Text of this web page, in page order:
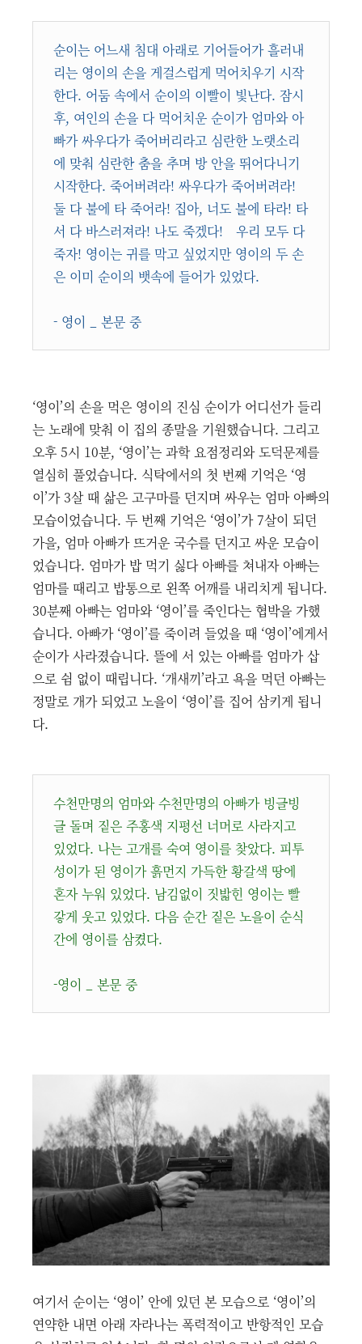
순이는 어느새 침대 아래로 기어들어가 흘러내
리는 영이의 손을 게걸스럽게 먹어치우기 시작
한다. 어둠 속에서 순이의 이빨이 빛난다. 잠시
후, 여인의 손을 다 먹어치운 순이가 엄마와 아
빠가 싸우다가 죽어버리라고 심란한 노랫소리
에 맞춰 심란한 춤을 추며 방 안을 뛰어다니기
시작한다. 죽어버려라! 싸우다가 죽어버려라!
둘 다 불에 타 죽어라! 집아, 너도 불에 타라! 타
서 다 바스러져라! 나도 죽겠다! 우리 모두 다
죽자! 영이는 귀를 막고 싶었지만 영이의 두 손
은 이미 순이의 뱃속에 들어가 있었다.
- 영이 _ 본문 중
‘영이’의 손을 먹은 영이의 진심 순이가 어디선가 들리
는 노래에 맞춰 이 집의 종말을 기원했습니다. 그리고
오후 5시 10분, ‘영이’는 과학 요점정리와 도덕문제를
열심히 풀었습니다. 식탁에서의 첫 번째 기억은 ‘영
이’가 3살 때 삶은 고구마를 던지며 싸우는 엄마 아빠의
모습이었습니다. 두 번째 기억은 ‘영이’가 7살이 되던
가을, 엄마 아빠가 뜨거운 국수를 던지고 싸운 모습이
었습니다. 엄마가 밥 먹기 싫다 아빠를 쳐내자 아빠는
엄마를 때리고 밥통으로 왼쪽 어깨를 내리치게 됩니다.
30분째 아빠는 엄마와 ‘영이’를 죽인다는 협박을 가했
습니다. 아빠가 ‘영이’를 죽이려 들었을 때 ‘영이’에게서
순이가 사라졌습니다. 뜰에 서 있는 아빠를 엄마가 삽
으로 쉼 없이 때립니다. ‘개새끼’라고 욕을 먹던 아빠는
정말로 개가 되었고 노을이 ‘영이’를 집어 삼키게 됩니
다.
수천만명의 엄마와 수천만명의 아빠가 빙글빙
글 돌며 짙은 주홍색 지평선 너머로 사라지고
있었다. 나는 고개를 숙여 영이를 찾았다. 피투
성이가 된 영이가 흙먼지 가득한 황갈색 땅에
혼자 누워 있었다. 남김없이 짓밟힌 영이는 빨
갛게 웃고 있었다. 다음 순간 짙은 노을이 순식
간에 영이를 삼켰다.
-영이 _ 본문 중
여기서 순이는 ‘영이’ 안에 있던 본 모습으로 ‘영이’의
연약한 내면 아래 자라나는 폭력적이고 반항적인 모습